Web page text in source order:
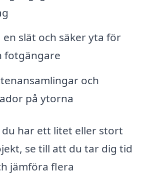
en slät och säker yta för
fotgängare
och
på ytorna
du har ett litet eller stort
se till att du tar dig tid
jämföra flera